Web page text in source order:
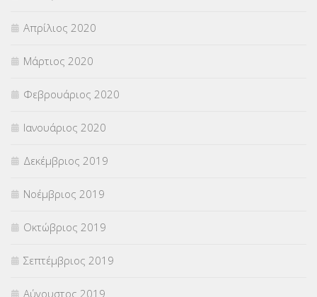
Απρίλιος 2020
Μάρτιος 2020
Φεβρουάριος 2020
Ιανουάριος 2020
Δεκέμβριος 2019
Νοέμβριος 2019
Οκτώβριος 2019
Σεπτέμβριος 2019
Αύγουστος 2019